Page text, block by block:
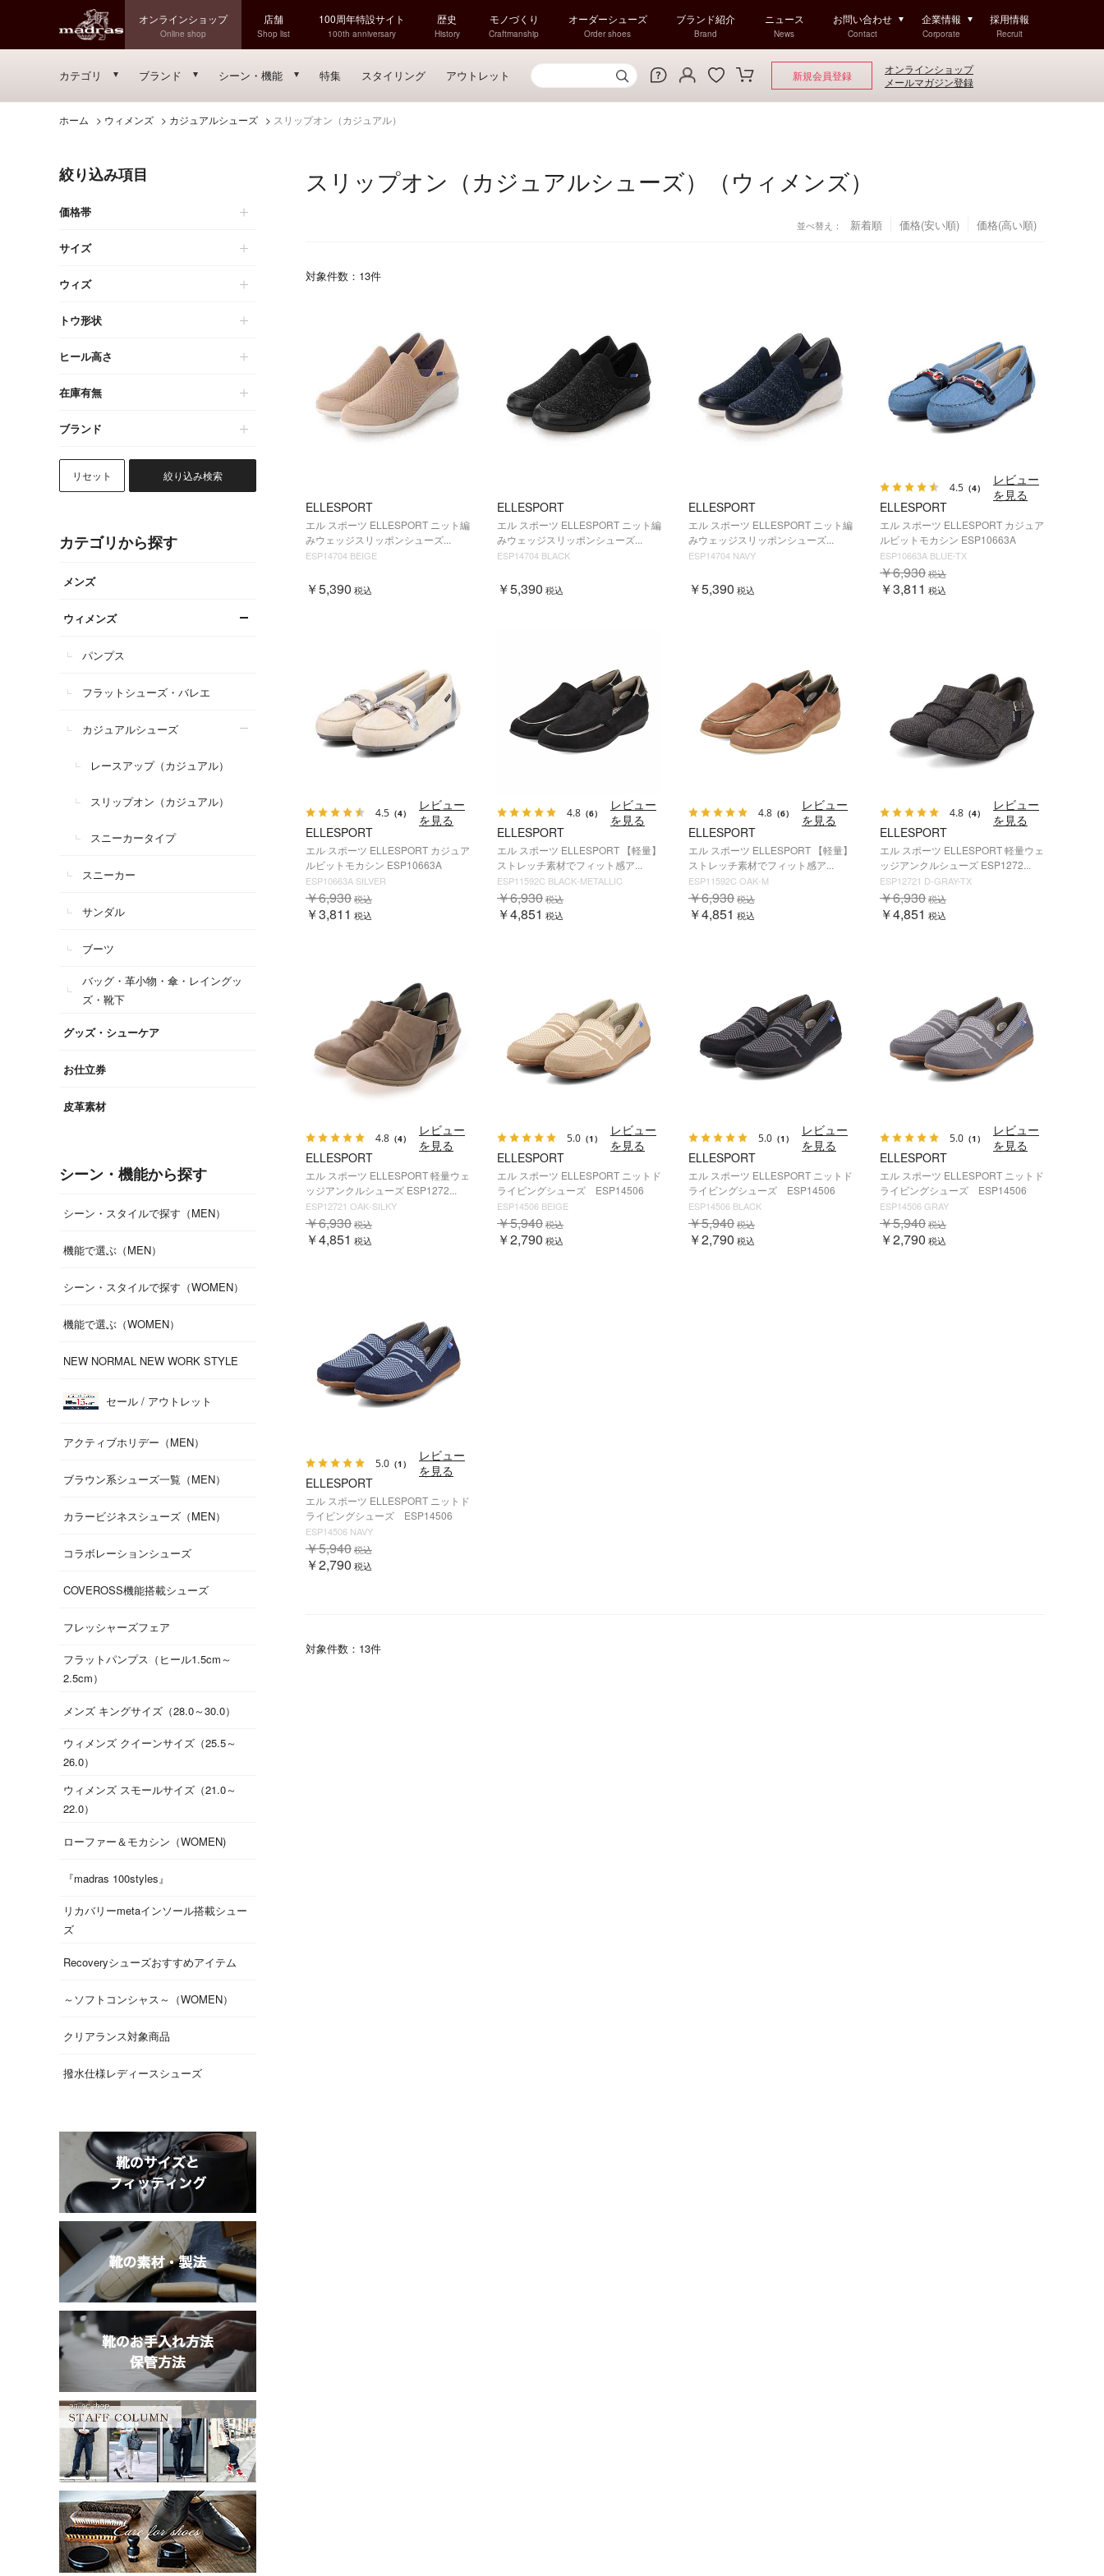
オンラインショップ
Online shop
店舗
Shop list
100周年特設サイト
100th anniversary
歴史
History
モノづくり
Craftmanship
オーダーシューズ
Order shoes
ブランド紹介
Brand
ニュース
News
お問い合わせ
Contact
企業情報
Corporate
採用情報
Recruit
カテゴリ ブランド シーン・機能 特集 スタイリング アウトレット 新規会員登録
オンラインショップ
メールマガジン登録
ホーム > ウィメンズ > カジュアルシューズ > スリップオン（カジュアル）
絞り込み項目
価格帯
サイズ
ウィズ
トウ形状
ヒール高さ
在庫有無
ブランド
リセット 絞り込み検索
カテゴリから探す
メンズ
ウィメンズ
パンプス
フラットシューズ・バレエ
カジュアルシューズ
レースアップ（カジュアル）
スリップオン（カジュアル）
スニーカータイプ
スニーカー
サンダル
ブーツ
バッグ・革小物・傘・レイングッ
ズ・靴下
グッズ・シューケア
お仕立券
皮革素材
シーン・機能から探す
シーン・スタイルで探す（MEN）
機能で選ぶ（MEN）
シーン・スタイルで探す（WOMEN）
機能で選ぶ（WOMEN）
NEW NORMAL NEW WORK STYLE
セール / アウトレット
アクティブホリデー（MEN）
ブラウン系シューズ一覧（MEN）
カラービジネスシューズ（MEN）
コラボレーションシューズ
COVEROSS機能搭載シューズ
フレッシャーズフェア
フラットパンプス（ヒール1.5cm～
2.5cm）
メンズ キングサイズ（28.0～30.0）
ウィメンズ クイーンサイズ（25.5～
26.0）
ウィメンズ スモールサイズ（21.0～
22.0）
ローファー＆モカシン（WOMEN)
『madras 100styles』
リカバリーmetaインソール搭載シュー
ズ
Recoveryシューズおすすめアイテム
～ソフトコンシャス～（WOMEN）
クリアランス対象商品
撥水仕様レディースシューズ
スリップオン（カジュアルシューズ）（ウィメンズ）
並べ替え： 新着順 価格(安い順) 価格(高い順)
対象件数： 13件
ELLESPORT
エル スポーツ ELLESPORT ニット編
みウェッジスリッポンシューズ...
ESP14704 BEIGE
￥5,390 税込
ELLESPORT
エル スポーツ ELLESPORT ニット編
みウェッジスリッポンシューズ...
ESP14704 BLACK
￥5,390 税込
ELLESPORT
エル スポーツ ELLESPORT ニット編
みウェッジスリッポンシューズ...
ESP14704 NAVY
￥5,390 税込
4.5 （4）
レビュー
を見る
ELLESPORT
エル スポーツ ELLESPORT カジュア
ルビットモカシン ESP10663A
ESP10663A BLUE-TX
￥3,811 税込
￥6,930税込
4.5 （4）
レビュー
を見る
ELLESPORT
エル スポーツ ELLESPORT カジュア
ルビットモカシン ESP10663A
ESP10663A SILVER
￥3,811 税込
￥6,930税込
4.8 （6）
レビュー
を見る
ELLESPORT
エル スポーツ ELLESPORT 【軽量】
ストレッチ素材でフィット感ア...
ESP11592C BLACK-METALLIC
￥4,851 税込
￥6,930税込
4.8 （6）
レビュー
を見る
ELLESPORT
エル スポーツ ELLESPORT 【軽量】
ストレッチ素材でフィット感ア...
ESP11592C OAK-M
￥4,851 税込
￥6,930税込
4.8 （4）
レビュー
を見る
ELLESPORT
エル スポーツ ELLESPORT 軽量ウェ
ッジアンクルシューズ ESP1272...
ESP12721 D-GRAY-TX
￥4,851 税込
￥6,930税込
4.8 （4）
レビュー
を見る
ELLESPORT
エル スポーツ ELLESPORT 軽量ウェ
ッジアンクルシューズ ESP1272...
ESP12721 OAK-SILKY
￥4,851 税込
￥6,930税込
5.0 （1）
レビュー
を見る
ELLESPORT
エル スポーツ ELLESPORT ニットド
ライビングシューズ ESP14506
ESP14506 BEIGE
￥2,790 税込
￥5,940税込
5.0 （1）
レビュー
を見る
ELLESPORT
エル スポーツ ELLESPORT ニットド
ライビングシューズ ESP14506
ESP14506 BLACK
￥2,790 税込
￥5,940税込
5.0 （1）
レビュー
を見る
ELLESPORT
エル スポーツ ELLESPORT ニットド
ライビングシューズ ESP14506
ESP14506 GRAY
￥2,790 税込
￥5,940税込
5.0 （1）
レビュー
を見る
ELLESPORT
エル スポーツ ELLESPORT ニットド
ライビングシューズ ESP14506
ESP14506 NAVY
￥2,790 税込
￥5,940税込
対象件数： 13件